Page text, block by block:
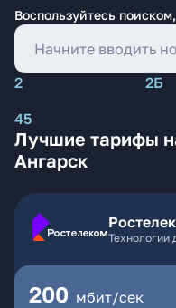
Воспользуйтесь
2 2Б
45
Лучшие тарифы
Ангарск
Технологии
200 мбит/сек